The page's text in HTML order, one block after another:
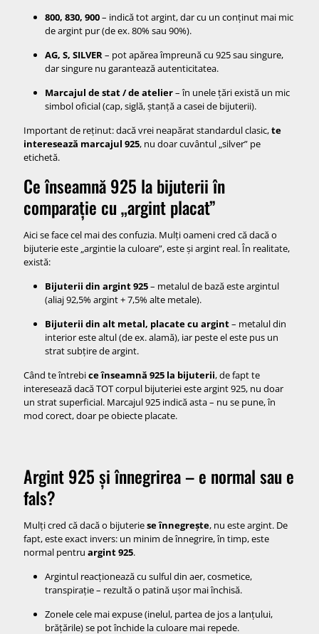
800, 830, 900– indică tot argint, dar cu un conținut mai mic
de argint pur (de ex. 80% sau 90%).
AG, S, SILVER– pot apărea împreună cu 925 sau singure,
dar singure nu garantează autenticitatea.
Marcajul de stat / de atelier– în unele țări există un mic
simbol oficial (cap, siglă, ștanță a casei de bijuterii).
Important de reținut: dacă vrei neapărat standardul clasic,te
interesează marcajul 925, nu doar cuvântul „silver” pe
etichetă.
Ce înseamnă 925 la bijuterii în
comparație cu „argint placat”
Aici se face cel mai des confuzia. Mulți oameni cred că dacă o
bijuterie este „argintie la culoare”, este și argint real. În realitate,
există:
Bijuterii din argint 925– metalul de bază este argintul
(aliaj 92,5% argint + 7,5% alte metale).
Bijuterii din alt metal, placate cu argint– metalul din
interior este altul (de ex. alamă), iar peste el este pus un
strat subțire de argint.
Când te întrebice înseamnă 925 la bijuterii, de fapt te
interesează dacă TOT corpul bijuteriei este argint 925, nu doar
un strat superficial. Marcajul 925 indică asta – nu se pune, în
mod corect, doar pe obiecte placate.
Argint 925 și înnegrirea – e normal sau e
fals?
Mulți cred că dacă o bijuteriese înnegrește, nu este argint. De
fapt, este exact invers: un minim de înnegrire, în timp, este
normal pentru argint 925.
Argintul reacționează cu sulful din aer, cosmetice,
transpirație – rezultă o patină ușor mai închisă.
Zonele cele mai expuse (inelul, partea de jos a lanțului,
brățările) se pot închide la culoare mai repede.